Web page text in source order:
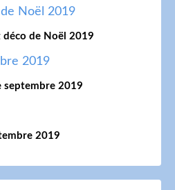
déco de Noël 2019
septembre 2019
2019